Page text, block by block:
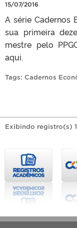
15/07/2016
A série Cadernos
sua primeira
mestre pelo
aqui.
Tags: Cadernos
Exibindo registro(s)